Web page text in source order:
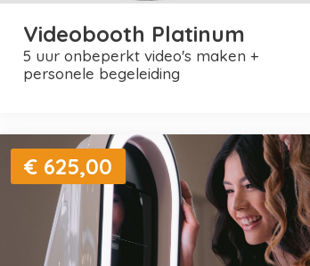
Videobooth Platinum
5 uur onbeperkt video's maken +
personele begeleiding
€ 625,00